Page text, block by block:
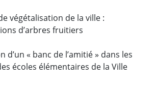
végétalisation de la ville :
d’arbres fruitiers
d’un « banc de l’amitié » dans les
écoles élémentaires de la Ville